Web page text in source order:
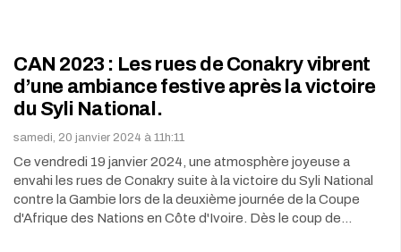
CAN 2023 : Les rues de Conakry vibrent
d’une ambiance festive après la victoire
du Syli National.
samedi, 20 janvier 2024 à 11h:11
Ce vendredi 19 janvier 2024, une atmosphère joyeuse a
envahi les rues de Conakry suite à la victoire du Syli National
contre la Gambie lors de la deuxième journée de la Coupe
d'Afrique des Nations en Côte d'Ivoire. Dès le coup de…